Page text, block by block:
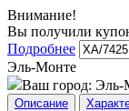
Внимание!
Вы получили
Подробнее
Эль-Монте
Ваш город: Эль-
Описание